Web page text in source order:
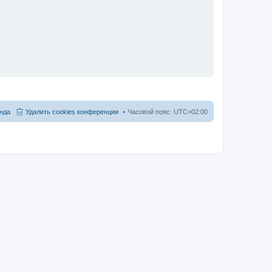
Часовой пояс: UTC+02:00
Удалить cookies конференции